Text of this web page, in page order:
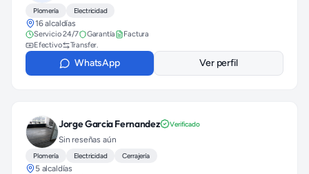
Plomería Electricidad
16 alcaldías
Servicio 24/7 Garantía
Factura
Efectivo
Transfer.
WhatsApp Ver perfil
Jorge Garcia Fernandez Verificado
Sin reseñas aún
Plomería Electricidad Cerrajería
5 alcaldías